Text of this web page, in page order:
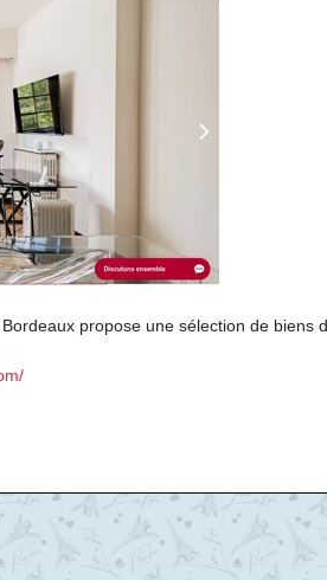
propose une sélection de biens